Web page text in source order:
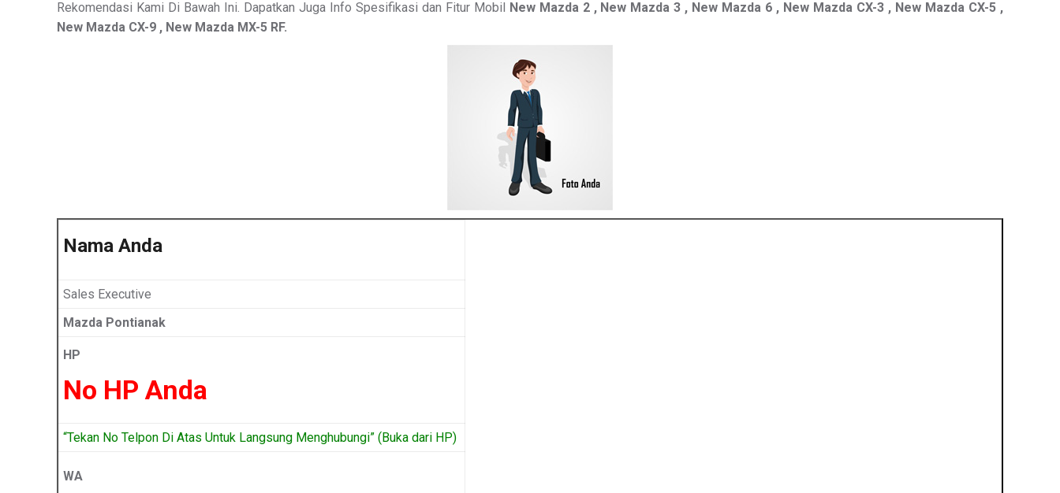
Rekomendasi Kami Di Bawah Ini. Dapatkan Juga Info Spesifikasi dan Fitur Mobil New Mazda 2 , New Mazda 3 , New Mazda 6 , New Mazda CX-3 , New Mazda CX-5 ,
New Mazda CX-9 , New Mazda MX-5 RF.
Nama Anda
Sales Executive
Mazda Pontianak
HP
No HP Anda
“Tekan No Telpon Di Atas Untuk Langsung Menghubungi” (Buka dari HP)
WA